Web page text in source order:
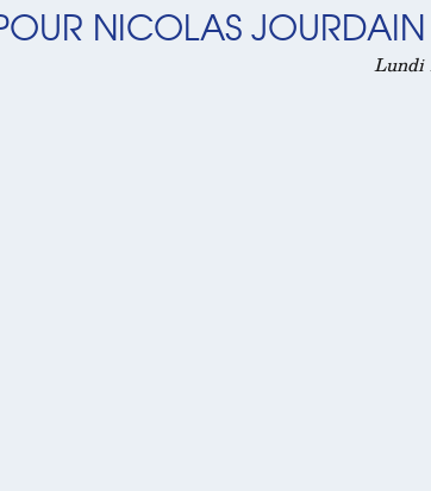
NICOLAS
Lundi